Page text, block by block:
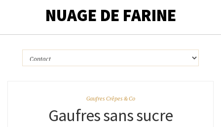
NUAGE DE FARINE
Gaufres Crêpes & Co
Gaufres sans sucre